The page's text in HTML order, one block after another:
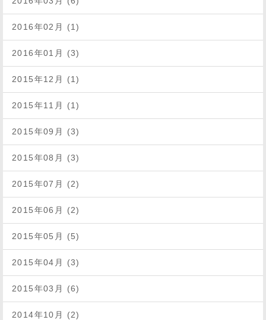
2016年02月 (1)
2016年01月 (3)
2015年12月 (1)
2015年11月 (1)
2015年09月 (3)
2015年08月 (3)
2015年07月 (2)
2015年06月 (2)
2015年05月 (5)
2015年04月 (3)
2015年03月 (6)
2014年10月 (2)